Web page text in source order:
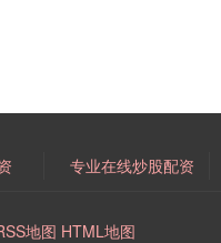
专业在线炒股配资
地图 HTML地图